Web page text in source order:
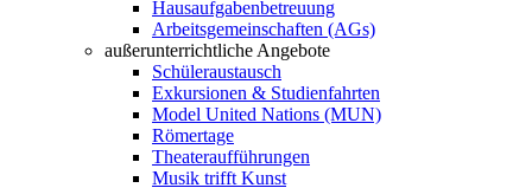
Hausaufgabenbetreuung
Arbeitsgemeinschaften (AGs)
außerunterrichtliche Angebote
Schüleraustausch
Exkursionen & Studienfahrten
Model United Nations (MUN)
Römertage
Theateraufführungen
Musik trifft Kunst